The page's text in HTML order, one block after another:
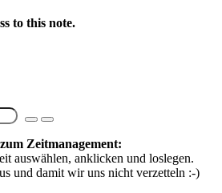
to this note.
Zeitmanagement:
auswählen, anklicken und loslegen.
und damit wir uns nicht verzetteln :-)